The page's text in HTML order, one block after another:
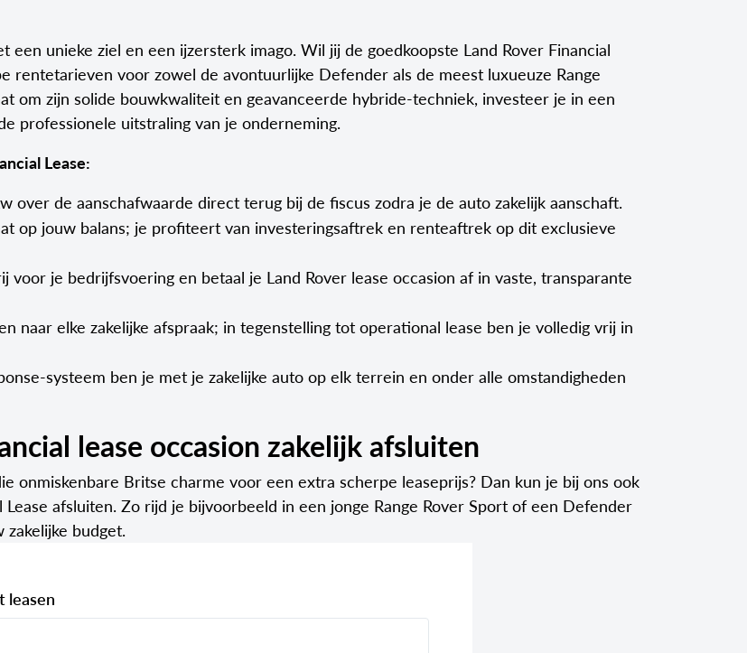
unieke ziel en een ijzersterk imago. Wil jij de goedkoopste Land Rover Financial
rentetarieven voor zowel de avontuurlijke Defender als de meest luxueuze Range
om zijn solide bouwkwaliteit en geavanceerde hybride-techniek, investeer je in een
professionele uitstraling van je onderneming.
Lease:
over de aanschafwaarde direct terug bij de fiscus zodra je de auto zakelijk aanschaft.
op jouw balans; je profiteert van investeringsaftrek en renteaftrek op dit exclusieve
voor je bedrijfsvoering en betaal je Land Rover lease occasion af in vaste, transparante
naar elke zakelijke afspraak; in tegenstelling tot operational lease ben je volledig vrij in
systeem ben je met je zakelijke auto op elk terrein en onder alle omstandigheden
lease occasion zakelijk afsluiten
onmiskenbare Britse charme voor een extra scherpe leaseprijs? Dan kun je bij ons ook
afsluiten. Zo rijd je bijvoorbeeld in een jonge Range Rover Sport of een Defender
budget.
leasen